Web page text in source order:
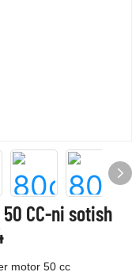
CC-ni sotish
motor 50 cc